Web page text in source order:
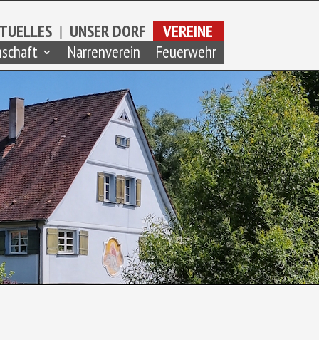
| UNSER DORF
VEREINE
Narrenverein Feuerwehr